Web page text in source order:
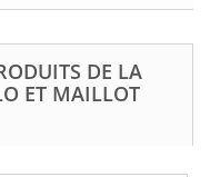
DE LA
ET MAILLOT